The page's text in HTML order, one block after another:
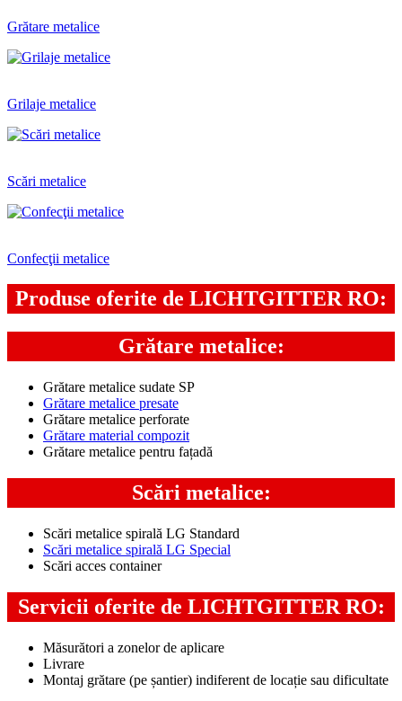
Grătare metalice
Grilaje metalice
Scări metalice
Confecţii metalice
Produse oferite de LICHTGITTER RO:
Grătare metalice:
Grătare metalice sudate SP
Grătare metalice presate
Grătare metalice perforate
Grătare material compozit
Grătare metalice pentru fațadă
Scări metalice:
Scări metalice spirală LG Standard
Scări metalice spirală LG Special
Scări acces container
Servicii oferite de LICHTGITTER RO:
Măsurători a zonelor de aplicare
Livrare
Montaj grătare (pe șantier) indiferent de locație sau dificultate